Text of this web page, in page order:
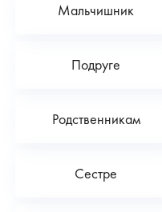
Мальчишник
Подруге
Родственникам
Сестре